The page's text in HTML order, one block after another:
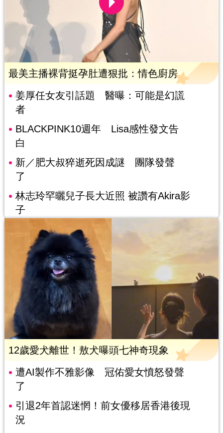
最美主播裸背挺孕肚遭狠批：情色廚房
姜厚任女友引話題 醫曝：可能是幻謊
者
BLACKPINK10週年 Lisa感性發文告
白
新／肥大叔猝逝死因成謎 團隊發聲
了
林志玲罕曬兒子長大近照 被讚有Akira影
子
12歲愛犬離世！敖犬曝頭七神奇現象
遭AI製作不雅影像 冠佑愛女憤怒發聲
了
引退2年首認迷惘！前女優移居香港後現
況